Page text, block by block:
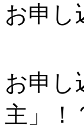
お申し
お申し
主」！